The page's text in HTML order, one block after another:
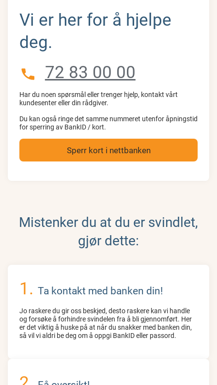
Vi er her for å hjelpe
deg.
Har du noen spørsmål eller trenger hjelp, kontakt vårt
kundesenter eller din rådgiver.
72 83 00 00
Du kan også ringe det samme nummeret utenfor åpningstid
for sperring av BankID / kort.
Sperr kort i nettbanken
Mistenker du at du er svindlet,
gjør dette:
Ta kontakt med banken din!
Jo raskere du gir oss beskjed, desto raskere kan vi handle
og forsøke å forhindre svindelen fra å bli gjennomført. Her
er det viktig å huske på at når du snakker med banken din,
så vil vi aldri be deg om å oppgi BankID eller passord.